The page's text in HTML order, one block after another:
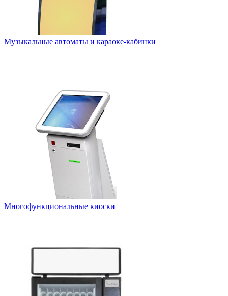
Музыкальные автоматы и караоке-кабинки
Многофункциональные киоски